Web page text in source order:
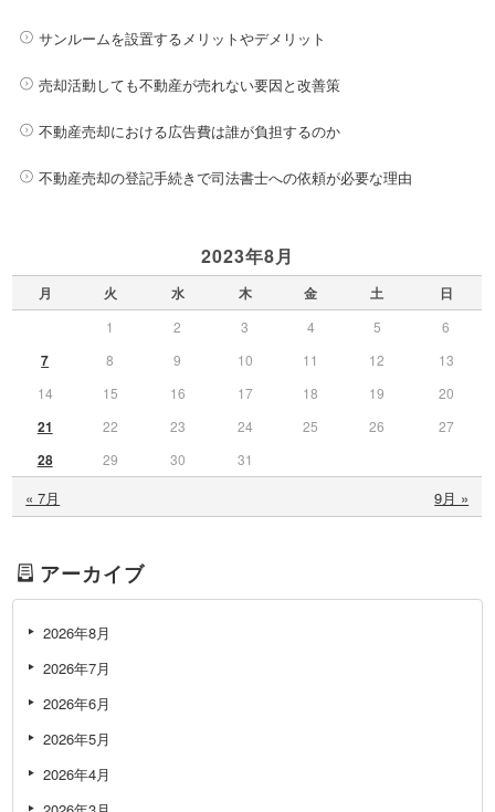
サンルームを設置するメリットやデメリット
売却活動しても不動産が売れない要因と改善策
不動産売却における広告費は誰が負担するのか
不動産売却の登記手続きで司法書士への依頼が必要な理由
2023年8月
月 火 水 木 金 土 日
« 7月 9月 »
1 2 3 4 5 6
7 8 9 10 11 12
13
14
15 16 17 18 19 20
21 22 23 24 25 26 27
28 29 30 31
アーカイブ
2026年8月
2026年7月
2026年6月
2026年5月
2026年4月